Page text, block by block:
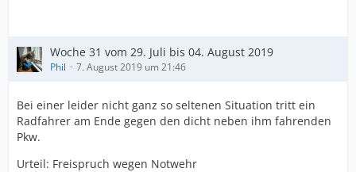
Woche 31 vom 29. Juli bis 04. August 2019
Phil 7. August 2019 um 21:46
Bei einer leider nicht ganz so seltenen Situation tritt ein
Radfahrer am Ende gegen den dicht neben ihm fahrenden
Pkw.
Urteil: Freispruch wegen Notwehr